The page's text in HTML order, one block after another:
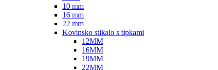
10 mm
16 mm
22 mm
Kovinsko stikalo s tipkami
12MM
16MM
19MM
22MM